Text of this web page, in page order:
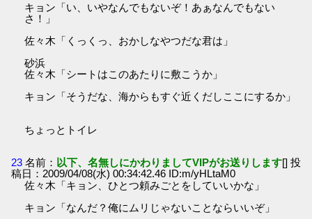
キョン「い、いやなんでもないぞ！あぁなんでもない
さ！」
佐々木「くっくっ、おかしなやつだな君は」
砂浜
佐々木「シートはこのあたりに敷こうか」
キョン「そうだな、海からもすぐ近くだしここにするか」
ちょっとトイレ
23 名前： 以下、名無しにかわりましてVIPがお送りします[] 投
稿日：2009/04/08(水) 00:34:42.46 ID:m/yHLtaM0
佐々木「キョン、ひとつ頼みごとをしていいかな」
キョン「なんだ？俺にムリじゃないことならいいぞ」